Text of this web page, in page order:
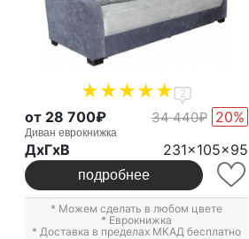
2
от 28 700₽ 34 440₽ 20%
Диван еврокнижка
ДxГxВ 231x105x95
подробнее
* Можем сделать в любом цвете
* Еврокнижка
* Доставка в пределах МКАД бесплатно